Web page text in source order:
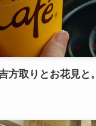
方取りとお花見と。